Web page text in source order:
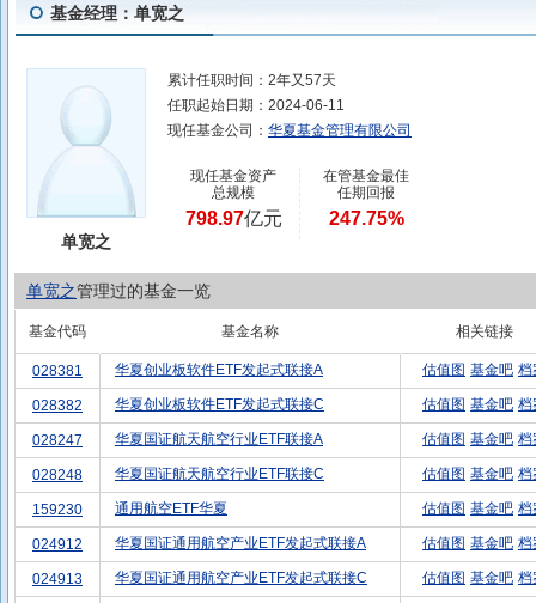
基金经理：单宽之
单宽之
累计任职时间： 2年又57天
任职起始日期： 2024-06-11
现任基金公司： 华夏基金管理有限公司
现任基金资产
总规模
798.97亿元
在管基金最佳
任期回报
247.75%
单宽之管理过的基金一览
基金代码 基金名称 相关链接
028381 华夏创业板软件ETF发起式联接A 估值图 基金吧 档
028382 华夏创业板软件ETF发起式联接C 估值图 基金吧 档
028247 华夏国证航天航空行业ETF联接A 估值图 基金吧 档
028248 华夏国证航天航空行业ETF联接C 估值图 基金吧 档
159230 通用航空ETF华夏 估值图 基金吧 档
024912 华夏国证通用航空产业ETF发起式联接A 估值图 基金吧 档
024913 华夏国证通用航空产业ETF发起式联接C 估值图 基金吧 档